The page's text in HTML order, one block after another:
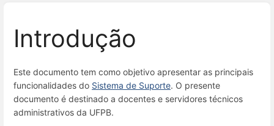
Introdução
Este documento tem como objetivo apresentar as principais
funcionalidades do Sistema de Suporte. O presente
documento é destinado a docentes e servidores técnicos
administrativos da UFPB.